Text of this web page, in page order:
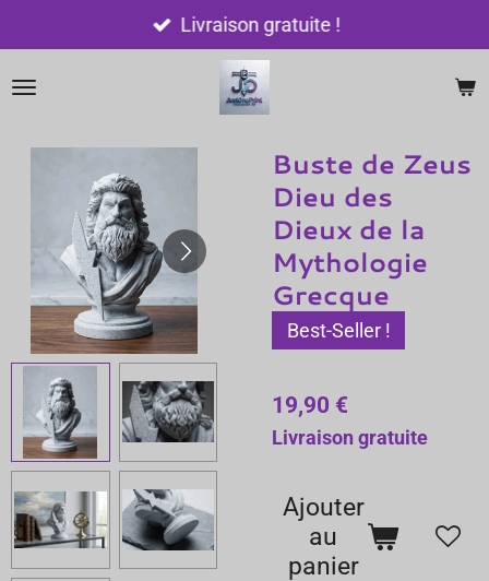
au
contenu
Livraison gratuite !
Buste de Zeus
Dieu des
Dieux de la
Mythologie
Grecque
Best-Seller !
19,90 €
Livraison gratuite
Ajouter
au
panier